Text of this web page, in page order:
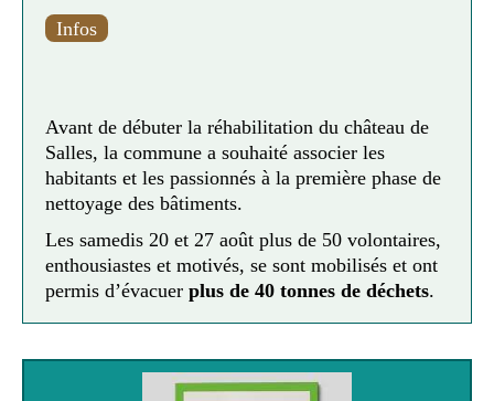
Infos
Avant de débuter la réhabilitation du château de
Salles, la commune a souhaité associer les
habitants et les passionnés à la première phase de
nettoyage des bâtiments.
Les samedis 20 et 27 août plus de 50 volontaires,
enthousiastes et motivés, se sont mobilisés et ont
permis d’évacuer plus de 40 tonnes de déchets.
Cette opération de volontariatcontinuera le 22
Vous souhaitez participer à cette journée et vous